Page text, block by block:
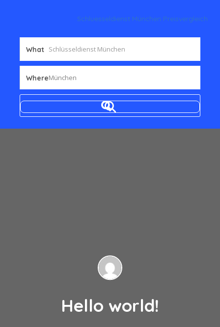
Schluesseldienst München Preisvergleich
What
WhereMünchen
Hello world!